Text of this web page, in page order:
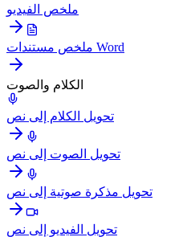
ملخص الفيديو
ملخص مستندات Word
الكلام والصوت
تحويل الكلام إلى نص
تحويل الصوت إلى نص
تحويل مذكرة صوتية إلى نص
تحويل الفيديو إلى نص